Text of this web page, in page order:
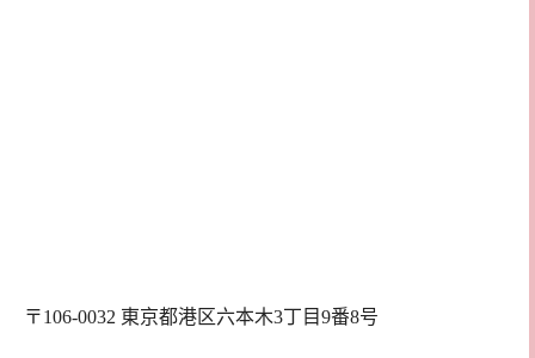
〒106-0032 東京都港区六本木3丁目9番8号